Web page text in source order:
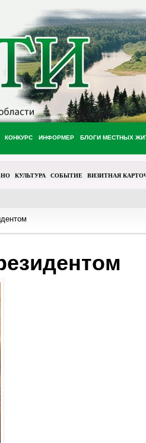
КОНКУРС ИНФОРМЕР БЛОГИ МЕСТНЫХ
КУЛЬТУРА СОБЫТИЕ ВИЗИТНАЯ